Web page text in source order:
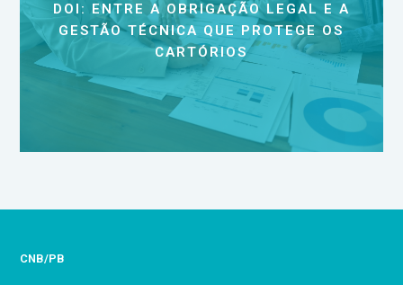
DOI: ENTRE A OBRIGAÇÃO LEGAL E A
GESTÃO TÉCNICA QUE PROTEGE OS
CARTÓRIOS
CNB/PB